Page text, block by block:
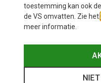
toestemming kan ook
de VS omvatten. Zie het
meer informatie.